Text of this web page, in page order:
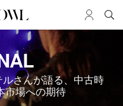
検索
求人
ンド一覧
ルさんが語る、中古時
市場への期待